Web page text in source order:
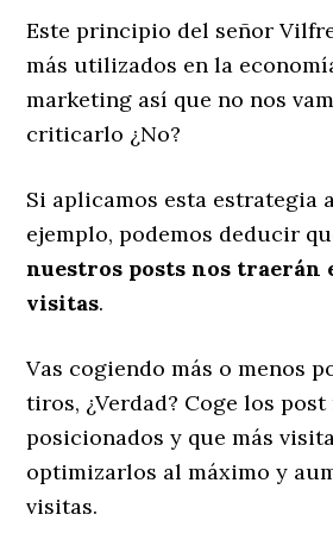
Este principio del señor
más utilizados en la
marketing así que no nos
criticarlo ¿No?
Si aplicamos esta estrategia
ejemplo, podemos deducir
nuestros posts nos traerán
visitas.
Vas cogiendo más o menos
tiros, ¿Verdad? Coge los
posicionados y que más
optimizarlos al máximo y
visitas.